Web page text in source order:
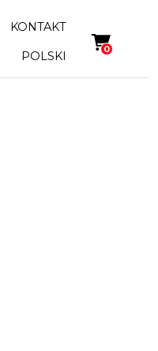
KONTAKT
POLSKI 0